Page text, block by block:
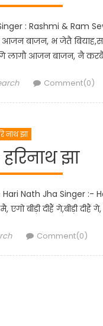
: Rashmi & Ram
बाजन, भ जेतै
लागौ आजन बाजन, नै
Comment(0)
नाथ झा
झा
Nath Jha Singer :-
बीड़ी दीहैं गे,बीड़ी दीहैं गे,
Comment(0)